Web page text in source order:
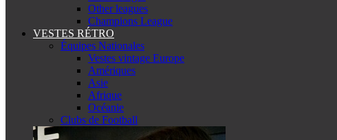
Other leagues
Champions League
VESTES RÉTRO
Équipes Nationales
Vestes vintage Europe
Amériques
Asie
Afrique
Océanie
Clubs de Football